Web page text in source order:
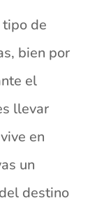
de
bien por
el
llevar
en
un
destino